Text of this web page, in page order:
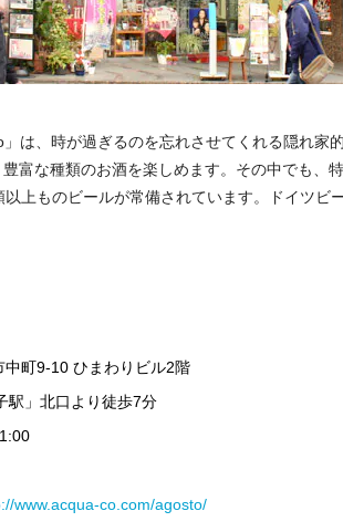
は、時が過ぎるのを忘れさせてくれる隠れ家
富な種類のお酒を楽しめます。その中でも、
上ものビールが常備されています。ドイツビ
町9-10 ひまわりビル2階
駅」北口より徒歩7分
www.acqua-co.com/agosto/